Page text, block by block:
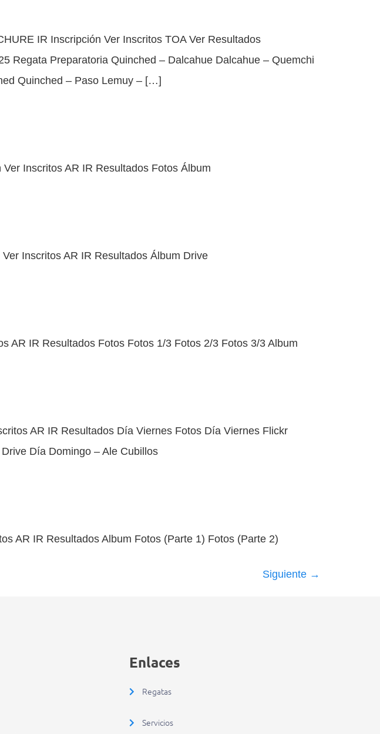
IR Inscripción Ver Inscritos TOA Ver Resultados
Regata Preparatoria Quinched – Dalcahue Dalcahue – Quemchi
Quinched – Paso Lemuy – […]
Inscritos AR IR Resultados Fotos Álbum
Inscritos AR IR Resultados Álbum Drive
AR IR Resultados Fotos Fotos 1/3 Fotos 2/3 Fotos 3/3 Album
AR IR Resultados Día Viernes Fotos Día Viernes Flickr
Día Domingo – Ale Cubillos
AR IR Resultados Album Fotos (Parte 1) Fotos (Parte 2)
Siguiente →
Enlaces
Regatas
Servicios